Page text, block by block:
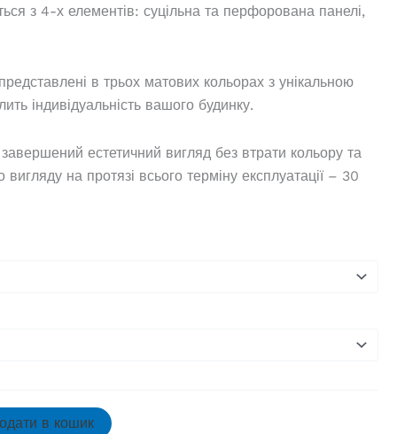
з 4-х елементів: суцільна та перфорована панелі,
в трьох матових кольорах з унікальною
індивідуальність вашого будинку.
естетичний вигляд без втрати кольору та
вигляду на протязі всього терміну експлуатації – 30
в кошик